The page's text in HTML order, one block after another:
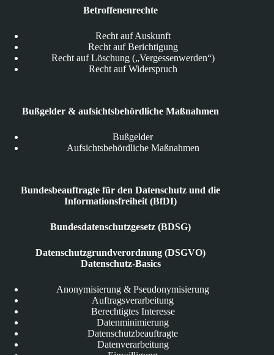
Betroffenenrechte
Recht auf Auskunft
Recht auf Berichtigung
Recht auf Löschung („Vergessenwerden“)
Recht auf Widerspruch
Bußgelder & aufsichtsbehördliche Maßnahmen
Bußgelder
Aufsichtsbehördliche Maßnahmen
Bundesbeauftragte für den Datenschutz und die
Informationsfreiheit (BfDI)
Bundesdatenschutzgesetz (BDSG)
Datenschutzgrundverordnung (DSGVO)
Datenschutz-Basics
Anonymisierung & Pseudonymisierung
Auftragsverarbeitung
Berechtigtes Interesse
Datenminimierung
Datenschutzbeauftragte
Datenverarbeitung